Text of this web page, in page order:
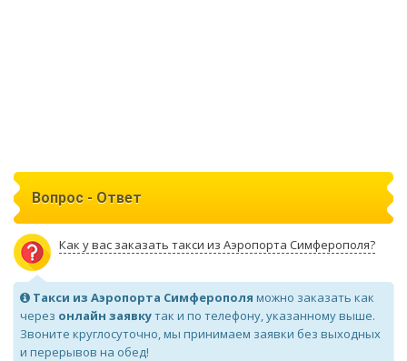
Вопрос - Ответ
Как у вас заказать такси из Аэропорта Симферополя?
Такси из Аэропорта Симферополя можно заказать как
через онлайн заявкутак и по телефону, указанному выше.
Звоните круглосуточно, мы принимаем заявки без выходных
и перерывов на обед!